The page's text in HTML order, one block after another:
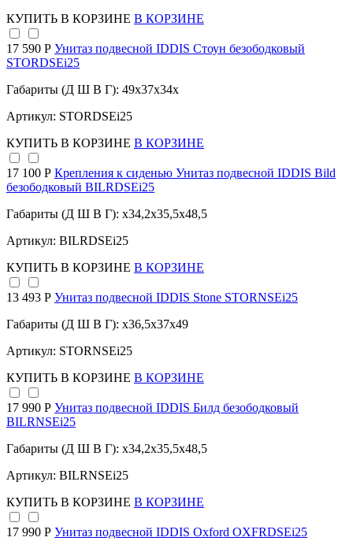
КУПИТЬ В КОРЗИНЕ В КОРЗИНЕ
17 590 Р Унитаз подвесной IDDIS Стоун безободковый
STORDSEi25
Габариты (Д Ш В Г): 49x37x34x
Артикул: STORDSEi25
КУПИТЬ В КОРЗИНЕ В КОРЗИНЕ
17 100 Р Крепления к сиденью Унитаз подвесной IDDIS Bild
безободковый BILRDSEi25
Габариты (Д Ш В Г): x34,2x35,5x48,5
Артикул: BILRDSEi25
КУПИТЬ В КОРЗИНЕ В КОРЗИНЕ
13 493 Р Унитаз подвесной IDDIS Stone STORNSEi25
Габариты (Д Ш В Г): x36,5x37x49
Артикул: STORNSEi25
КУПИТЬ В КОРЗИНЕ В КОРЗИНЕ
17 990 Р Унитаз подвесной IDDIS Билд безободковый
BILRNSEi25
Габариты (Д Ш В Г): x34,2x35,5x48,5
Артикул: BILRNSEi25
КУПИТЬ В КОРЗИНЕ В КОРЗИНЕ
17 990 Р Унитаз подвесной IDDIS Oxford OXFRDSEi25